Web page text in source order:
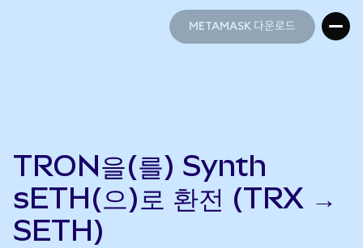
METAMASK 다운로드
TRON을(를) Synth
sETH(으)로 환전 (TRX →
SETH)